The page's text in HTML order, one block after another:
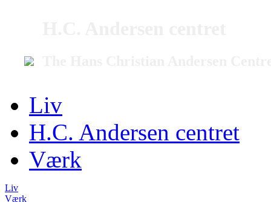
Liv
H.C. Andersen centret
Værk
Liv
Værk